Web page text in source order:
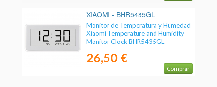
XIAOMI - BHR5435GL
Monitor de Temperatura y Humedad
Xiaomi Temperature and Humidity
Monitor Clock BHR5435GL
26,50 €
Comprar